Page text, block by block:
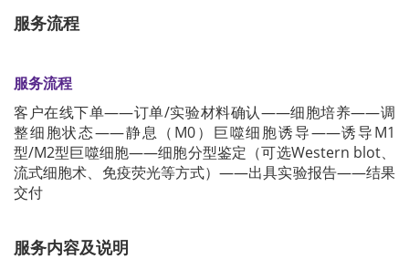
服务流程
服务流程
客户在线下单——订单/实验材料确认——细胞培养——调
整细胞状态——静息（M0）巨噬细胞诱导——诱导M1
型/M2型巨噬细胞——细胞分型鉴定（可选Western blot、
流式细胞术、免疫荧光等方式）——出具实验报告——结果
交付
服务内容及说明